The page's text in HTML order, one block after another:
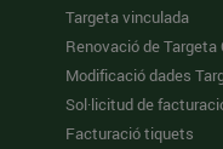
Targeta vinculada
Renovació de Targeta
Modificació dades
Sol·licitud de
Facturació tiquets